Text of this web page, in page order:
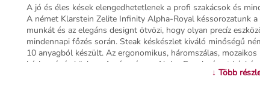
A jó és éles kések elengedhetetlenek a profi szakácsok és
A német Klarstein Zelite Infinity Alpha-Royal késsorozatunk
munkát és az elegáns designt ötvözi, hogy olyan precíz
mindennapi főzés során. Steak késkészlet kiváló minőségű
10 anyagból készült. Az ergonomikus, háromszálas,
kézbe vágás közben. A négyrészes Alpha-Royal német
ajándék lehet barátoknak vagy családtagoknak. Minden steak
↓ Több